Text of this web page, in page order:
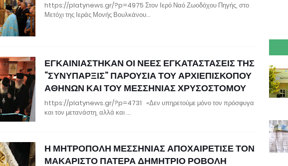
https://platynews.gr/?p=4975 Στον Ιερό Ναό Ζωοδόχου Πηγής, στο
Μετόχι της Ιεράς Μονής Βουλκάνου…
ΕΓΚΑΙΝΙΑΣΤΗΚΑΝ ΟΙ ΝΕΕΣ ΕΓΚΑΤΑΣΤΑΣΕΙΣ ΤΗΣ
“ΣΥΝΥΠΑΡΞΙΣ” ΠΑΡΟΥΣΙΑ ΤΟΥ ΑΡΧΙΕΠΙΣΚΟΠΟΥ
ΑΘΗΝΩΝ ΚΑΙ ΤΟΥ ΜΕΣΣΗΝΙΑΣ ΧΡΥΣΟΣΤΟΜΟΥ
https://platynews.gr/?p=4731 «Δεν υπηρετούμε μόνο τον πρόσφυγα
και τον μετανάστη, αλλά και …
Η ΜΗΤΡΟΠΟΛΗ ΜΕΣΣΗΝΙΑΣ ΑΠΟΧΑΙΡΕΤΙΣΕ ΤΟΝ
ΜΑΚΑΡΙΣΤΟ ΠΑΤΕΡΑ ΔΗΜΗΤΡΙΟ ΡΟΒΟΛΗ